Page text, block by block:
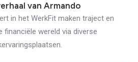
van Armando
in het WerkFit maken traject en
financiële wereld via diverse